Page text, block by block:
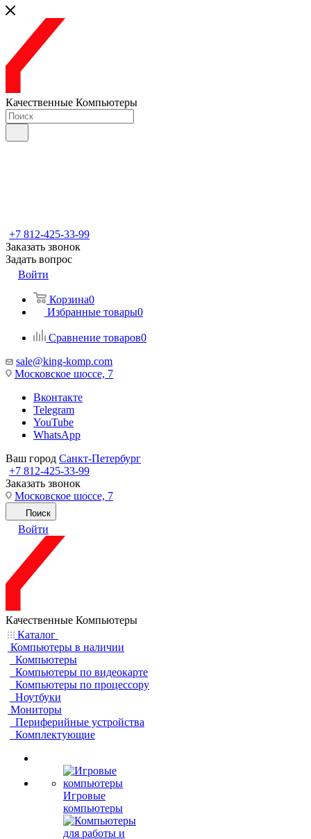
Качественные Компьютеры
+7 812-425-33-99
Заказать звонок
Задать вопрос
Войти
Корзина0
Избранные товары0
Сравнение товаров0
sale@king-komp.com
Московское шоссе, 7
Вконтакте
Telegram
YouTube
WhatsApp
Ваш город Санкт-Петербург
+7 812-425-33-99
Заказать звонок
Московское шоссе, 7
Поиск
Войти
Качественные Компьютеры
Каталог
Компьютеры в наличии
Компьютеры
Компьютеры по видеокарте
Компьютеры по процессору
Ноутбуки
Мониторы
Периферийные устройства
Комплектующие
Игровые
компьютеры